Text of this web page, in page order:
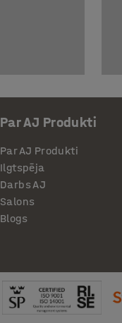
Par AJ Produkti
Par AJ Produkti
Ilgtspēja
Darbs AJ
Salons
Blogs